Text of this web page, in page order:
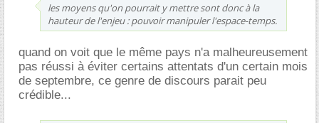
les moyens qu'on pourrait y mettre sont donc à la
hauteur de l'enjeu : pouvoir manipuler l'espace-temps.
quand on voit que le même pays n'a malheureusement
pas réussi à éviter certains attentats d'un certain mois
de septembre, ce genre de discours parait peu
crédible...